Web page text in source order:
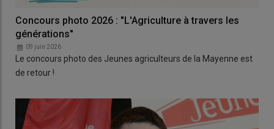
Concours photo 2026 : "L'Agriculture à travers les
générations"
09 juin 2026
Le concours photo des Jeunes agriculteurs de la Mayenne est
de retour !